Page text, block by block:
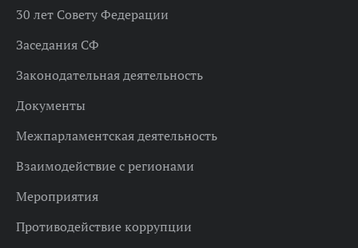
30 лет Совету Федерации
Заседания СФ
Законодательная деятельность
Документы
Межпарламентская деятельность
Взаимодействие с регионами
Мероприятия
Противодействие коррупции